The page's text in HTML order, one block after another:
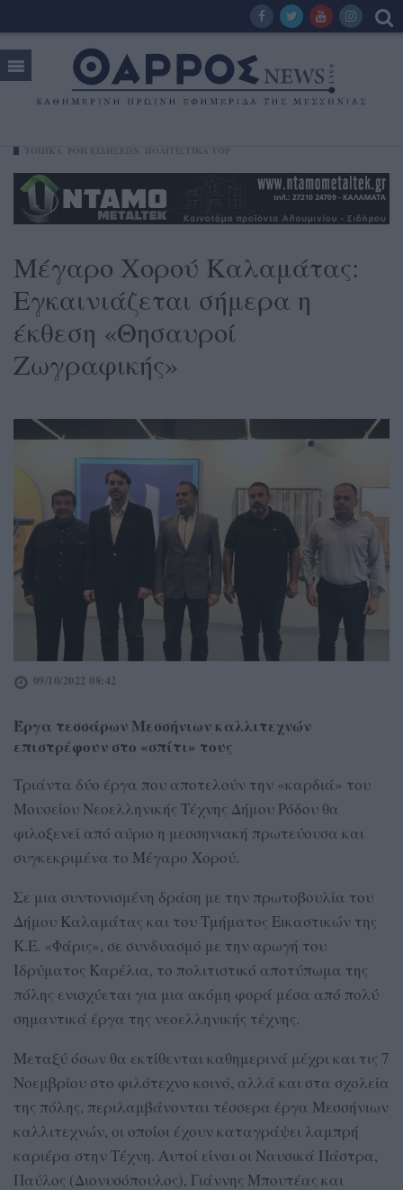
Μέγαρο Χορού Καλαμάτας:
Εγκαινιάζεται σήμερα η
έκθεση «Θησαυροί
Ζωγραφικής»
09/10/2022 08:42
Έργα τεσσάρων Μεσσήνιων καλλιτεχνών
επιστρέφουν στο «σπίτι» τους
Τριάντα δύο έργα που αποτελούν την «καρδιά» του
Μουσείου Νεοελληνικής Τέχνης Δήμου Ρόδου θα
φιλοξενεί από αύριο η μεσσηνιακή πρωτεύουσα και
συγκεκριμένα το Μέγαρο Χορού.
Σε μια συντονισμένη δράση με την πρωτοβουλία του
Δήμου Καλαμάτας και του Τμήματος Εικαστικών της
Κ.Ε. «Φάρις», σε συνδυασμό με την αρωγή του
Ιδρύματος Καρέλια, το πολιτιστικό αποτύπωμα της
πόλης ενισχύεται για μια ακόμη φορά μέσα από πολύ
σημαντικά έργα της νεοελληνικής τέχνης.
Μεταξύ όσων θα εκτίθενται καθημερινά μέχρι και τις 7
Νοεμβρίου στο φιλότεχνο κοινό, αλλά και στα σχολεία
της πόλης, περιλαμβάνονται τέσσερα έργα Μεσσήνιων
καλλιτεχνών, οι οποίοι έχουν καταγράψει λαμπρή
καριέρα στην Τέχνη. Αυτοί είναι οι Ναυσικά Πάστρα,
Παύλος (Διονυσόπουλος), Γιάννης Μπουτέας και